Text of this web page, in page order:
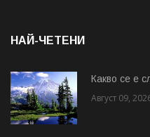
НАЙ-ЧЕТЕНИ
Какво се е
Август 09,